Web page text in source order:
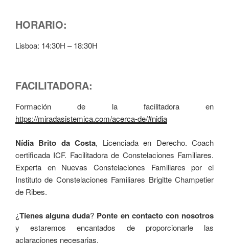
HORARIO:
Lisboa: 14:30H – 18:30H
FACILITADORA:
Formación de la facilitadora en
https://miradasistemica.com/acerca-de/#nidia
Nídia Brito da Costa, Licenciada en Derecho. Coach
certificada ICF. Facilitadora de Constelaciones Familiares.
Experta en Nuevas Constelaciones Familiares por el
Instituto de Constelaciones Familiares Brigitte Champetier
de Ribes.
¿Tienes alguna duda? Ponte en contacto con nosotros
y estaremos encantados de proporcionarle las
aclaraciones necesarias.